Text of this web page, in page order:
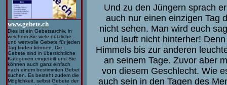
www.gebete.ch
Dies ist ein Gebetsarchiv, in
welchem Sie viele nützliche
und wertvolle Gebete für jeden
Tag finden können. Die
Gebete sind in übersichtliche
Kategorien eingeteilt und Sie
können auch ganz einfach
nach einem bestimmten Gebet
suchen. Es besteht zudem die
Möglichkeit, selbst Gebete der
Und zu den Jüngern sprach
auch nur einen einzigen Tag
nicht sehen. Man wird euch
und lauft nicht hinterher!
Himmels bis zur anderen
an seinem Tage. Zuvor aber
von diesem Geschlecht. Wie
auch sein in den Tagen des